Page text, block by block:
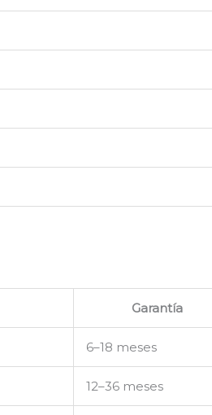
Garantía
6–18 meses
12–36 meses